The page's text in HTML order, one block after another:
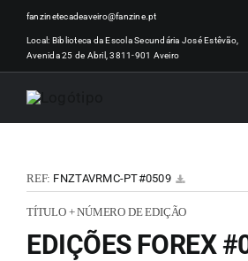
Skip
content
fanzinetecadeaveiro@fanzine.pt
Local: Biblioteca da Escola Secundária José Estêvão,
Avenida 25 de Abril, 3811-901 Aveiro
REF: FNZTAVRMC-PT#0509
TÍTULO + NÚMERO DE EDIÇÃO
EDIÇÕES FOREX